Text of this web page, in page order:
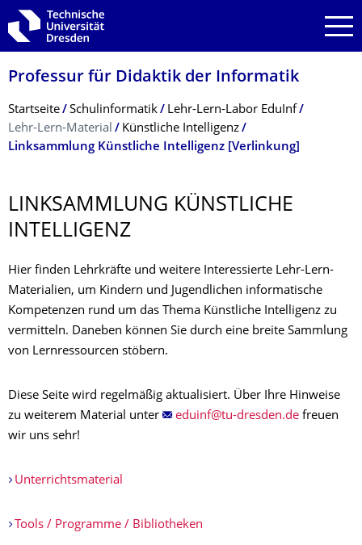
Zur Hauptnavigation springen
Zur Suche springen
Zum Inhalt springen
Professur für Didaktik der Informatik
Breadcrumb-Menü
Startseite Schul­informatik
Lehr-Lern-Labor EduInf
Lehr-Lern-Material
Künstliche Intelligenz
Linksammlung Künstliche Intelligenz [Verlinkung]
LINKSAMMLUNG KÜNSTLICHE
INTELLIGENZ
Hier finden Lehrkräfte und weitere Interessierte Lehr-Lern-
Materialien, um Kindern und Jugendlichen informatische
Kompetenzen rund um das Thema Künstliche Intelligenz zu
vermitteln. Daneben können Sie durch eine breite Sammlung
von Lernressourcen stöbern.
Diese Seite wird regelmäßig aktualisiert. Über Ihre Hinweise
zu weiterem Material unter
freuen
wir uns sehr!
Unterrichtsmaterial
Tools / Programme / Bibliotheken